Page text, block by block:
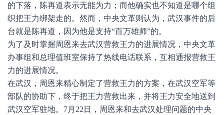
的下落，陈再道表示无能为力；而他确实也不知道是哪个组
织把王力绑架走的。然而，中央文革则认为，武汉事件的后
台就是陈再道，因为他是支持“百万雄师”的。
为了及时掌握周恩来去武汉营救王力的进展情况，中央文革
办事组和总理值班室保持了热线电话联系，互相通报营救王
力的进展情况。
在武汉，周恩来精心制定了营救王力的方案，在武汉空军等
部队的协助下，终于把王力营救出来，并将王力安全地送到
武汉空军驻地。7月22日，周恩来和去武汉处理问题的中央